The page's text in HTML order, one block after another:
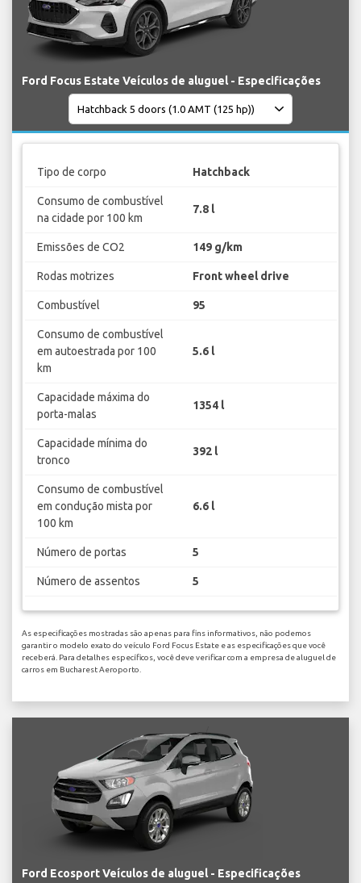
Ford Focus Estate Veículos de aluguel - Especificações
Tipo de corpo Hatchback
Consumo de combustível
na cidade por 100 km
7.8 l
Emissões de CO2 149 g/km
Rodas motrizes Front wheel drive
Combustível 95
Consumo de combustível
em autoestrada por 100
km
5.6 l
Capacidade máxima do
porta-malas
1354 l
Capacidade mínima do
tronco
392 l
Consumo de combustível
em condução mista por
100 km
6.6 l
Número de portas 5
Número de assentos 5
As especificações mostradas são apenas para fins informativos, não podemos
garantir o modelo exato do veículo Ford Focus Estate e as especificações que você
receberá. Para detalhes específicos, você deve verificar com a empresa de aluguel de
carros em Bucharest Aeroporto.
Ford Ecosport Veículos de aluguel - Especificações